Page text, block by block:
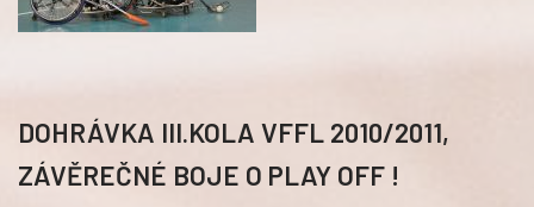
DOHRÁVKA III.KOLA VFFL 2010/2011,
ZÁVĚREČNÉ BOJE O PLAY OFF !